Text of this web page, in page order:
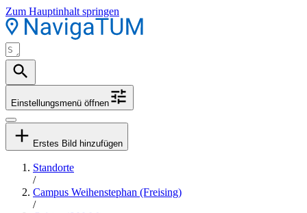
Zum Hauptinhalt springen
Einstellungsmenü öffnen
Erstes Bild hinzufügen
Standorte
/
Campus Weihenstephan (Freising)
/